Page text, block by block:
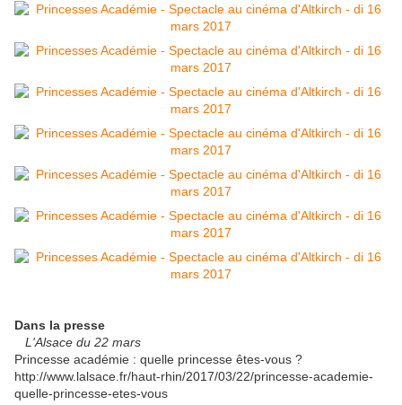
Dans la presse
L'Alsace du 22 mars
Princesse académie : quelle princesse êtes-vous ?
http://www.lalsace.fr/haut-rhin/2017/03/22/princesse-academie-
quelle-princesse-etes-vous